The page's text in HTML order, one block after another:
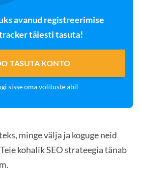
avanud registreerimise
täiesti tasuta!
TASUTA KONTO
sisseoma volituste abil
minge välja ja koguge neid
kohalik SEO strateegia tänab